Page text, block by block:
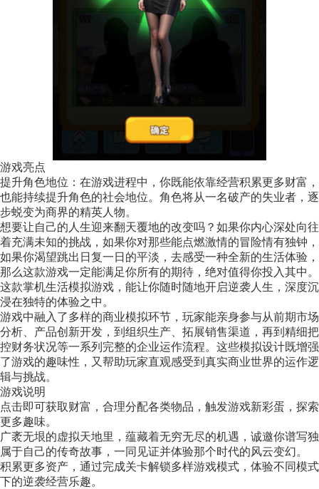
游戏亮点
提升角色地位：在游戏进程中，你既能依靠经营积累更多财富，
也能持续提升角色的社会地位。角色将从一名破产的失业者，逐
步蜕变为商界的精英人物。
想要让自己的人生迎来翻天覆地的改变吗？如果你内心深处向往
着充满未知的挑战，如果你对那些能点燃激情的冒险情有独钟，
如果你渴望跳出日复一日的平淡，去感受一种全新的生活体验，
那么这款游戏一定能满足你所有的期待，绝对值得你投入其中。
这款掌机生活模拟游戏，能让你随时随地开启逆袭人生，深度沉
浸在独特的体验之中。
游戏中融入了多样的商业模拟环节，玩家能亲身参与从前期市场
分析、产品创新开发，到组织生产、拓展销售渠道，再到精细把
控财务状况等一系列完整的企业运作流程。这些模拟设计既增强
了游戏的趣味性，又帮助玩家直观感受到真实商业世界的运作逻
辑与挑战。
游戏说明
点击即可获取财富，合理分配各类物品，触发游戏新彩蛋，探索
更多趣味。
广袤无垠的虚拟天地里，蕴藏着无穷无尽的机遇，诚邀你谱写独
属于自己的传奇故事，一同见证并体验那个时代的风云变幻。
积累更多资产，通过完成关卡解锁多样游戏模式，体验不同模式
下的逆袭经营乐趣。